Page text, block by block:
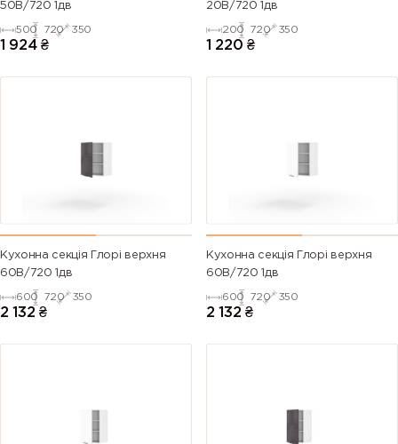
50В/720 1дв
500 720 350
1 924 ₴
20В/720 1дв
200 720 350
1 220 ₴
Кухонна секція Глорі верхня
60В/720 1дв
600 720 350
2 132 ₴
Кухонна секція Глорі верхня
60В/720 1дв
600 720 350
2 132 ₴